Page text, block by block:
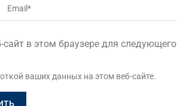
в этом браузере для следующего
ваших данных на этом веб-сайте.